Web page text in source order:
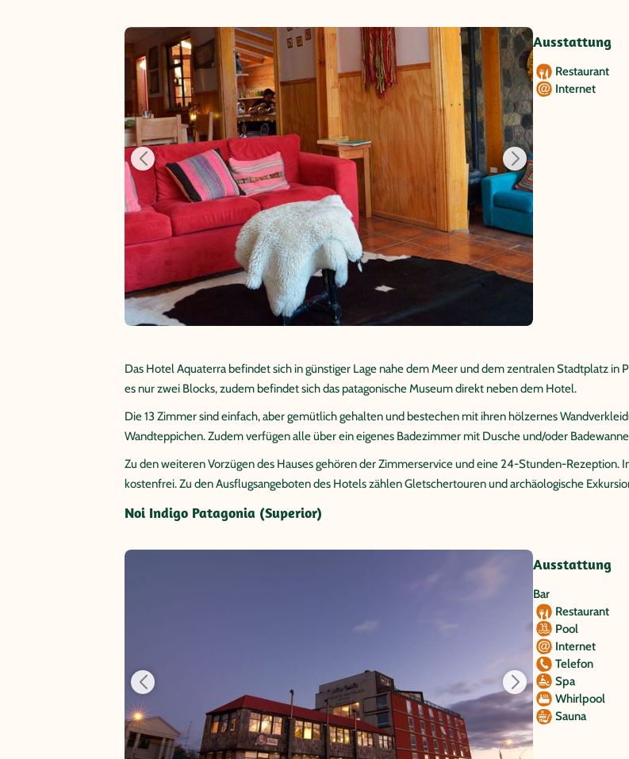
Ausstattung
Restaurant
Internet
Das Hotel Aquaterra befindet sich in günstiger Lage nahe dem Meer und dem zentralen Stadtplatz in
es nur zwei Blocks, zudem befindet sich das patagonische Museum direkt neben dem Hotel.
Die 13 Zimmer sind einfach, aber gemütlich gehalten und bestechen mit ihren hölzernes
Wandteppichen. Zudem verfügen alle über ein eigenes Badezimmer mit Dusche und/oder
Zu den weiteren Vorzügen des Hauses gehören der Zimmerservice und eine 24-Stunden-
kostenfrei. Zu den Ausflugsangeboten des Hotels zählen Gletschertouren und archäologische
Noi Indigo Patagonia (Superior)
Ausstattung
Bar
Restaurant
Pool
Internet
Telefon
Spa
Whirlpool
Sauna